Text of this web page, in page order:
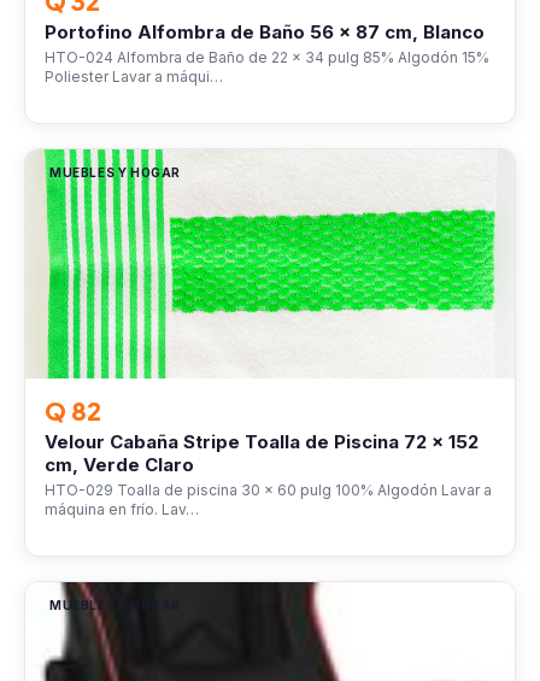
Portofino Alfombra de Baño 56 x 87 cm, Blanco
HTO-024 Alfombra de Baño de 22 x 34 pulg 85% Algodón 15%
Poliester Lavar a máqui…
MUEBLES Y HOGAR
Q 82
Velour Cabaña Stripe Toalla de Piscina 72 x 152
cm, Verde Claro
HTO-029 Toalla de piscina 30 x 60 pulg 100% Algodón Lavar a
máquina en frío. Lav…
MUEBLES Y HOGAR